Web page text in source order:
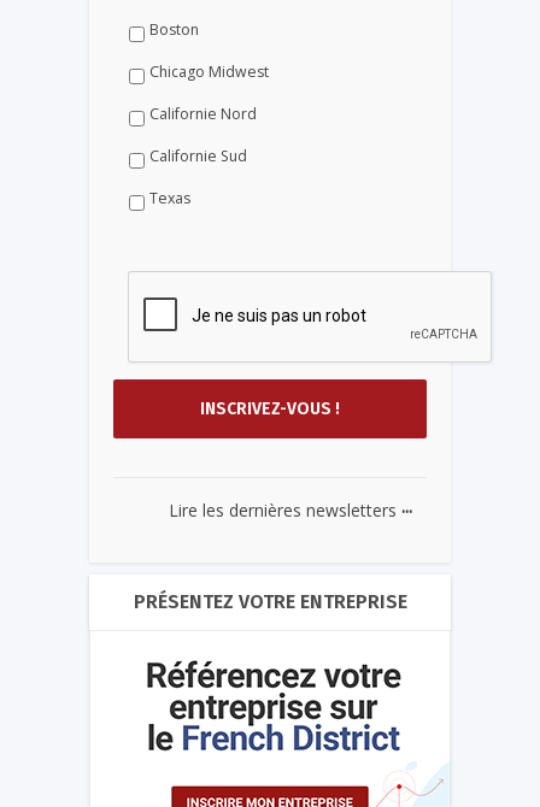
Boston
Chicago Midwest
Californie Nord
Californie Sud
Texas
Lire les dernières newsletters ...
PRÉSENTEZ VOTRE ENTREPRISE